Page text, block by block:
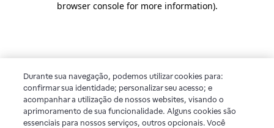
browser console for more information).
Durante sua navegação, podemos utilizar cookies para:
confirmar sua identidade; personalizar seu acesso; e
acompanhar a utilização de nossos websites, visando o
aprimoramento de sua funcionalidade. Alguns cookies são
essenciais para nossos serviços, outros opcionais. Você